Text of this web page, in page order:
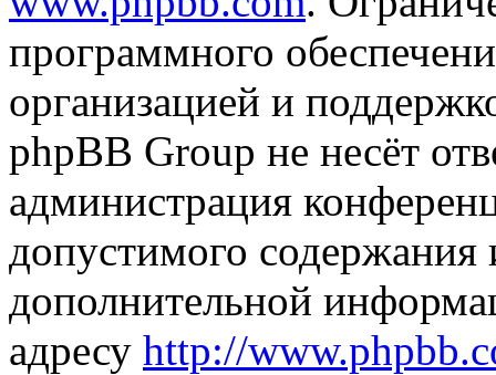
программного
организацией и
phpBB Group не несёт
администрация
допустимого
дополнительной
адресу http://